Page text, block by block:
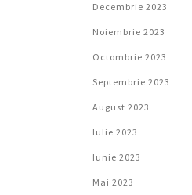
Decembrie 2023
Noiembrie 2023
Octombrie 2023
Septembrie 2023
August 2023
Iulie 2023
Iunie 2023
Mai 2023